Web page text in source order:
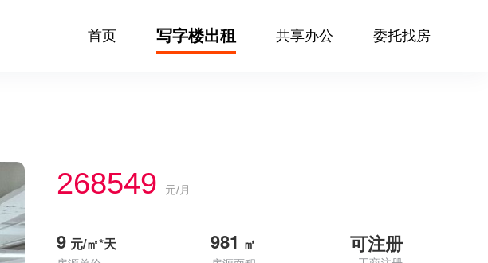
首页 写字楼出租 共享办公 委托找房
268549 元/月
9 元/㎡*天 981 ㎡ 可注册